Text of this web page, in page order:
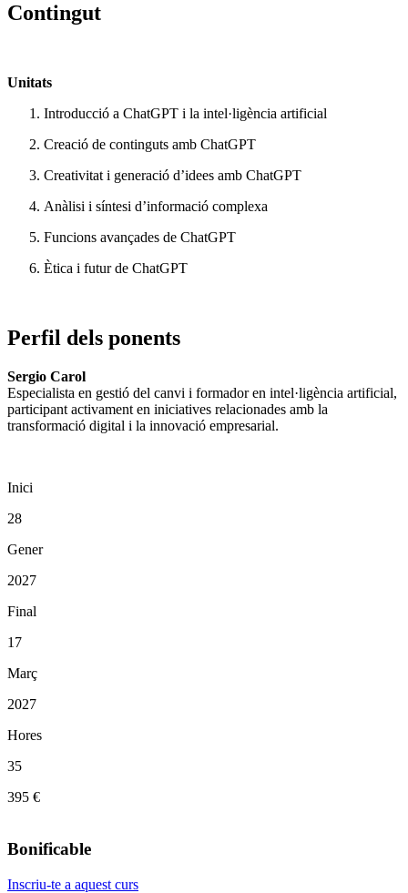
Contingut
Unitats
Introducció a ChatGPT i la intel·ligència artificial
Creació de continguts amb ChatGPT
Creativitat i generació d’idees amb ChatGPT
Anàlisi i síntesi d’informació complexa
Funcions avançades de ChatGPT
Ètica i futur de ChatGPT
Perfil dels ponents
Sergio Carol
Especialista en gestió del canvi i formador en intel·ligència artificial,
participant activament en iniciatives relacionades amb la
transformació digital i la innovació empresarial.
Inici
28
Gener
2027
Final
17
Març
2027
Hores
35
395 €
Bonificable
Inscriu-te a aquest curs